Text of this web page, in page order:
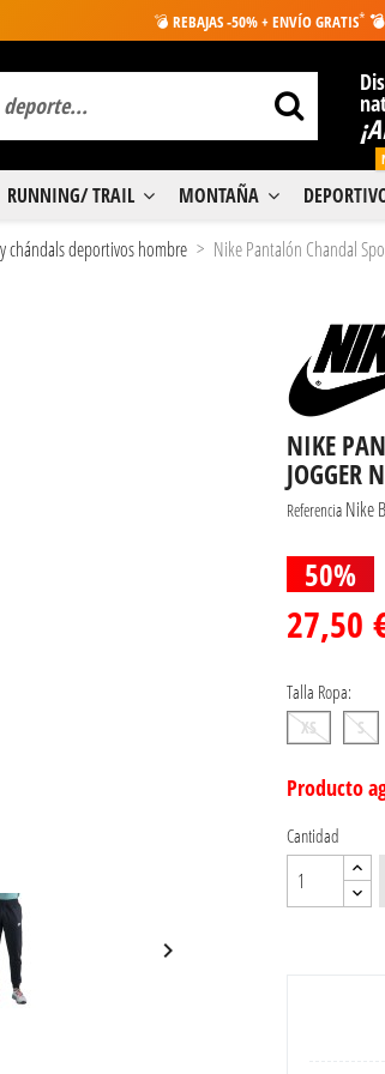
💣 REBAJAS -50% + ENVÍO GRATIS* 💣
RUNNING/ TRAIL MONTAÑA
chándals deportivos hombre Nike Pantalón Chandal

NIKE
JOGGER
Referencia Nike
50%
27,50
Talla Ropa:
XS S
Producto
Cantidad